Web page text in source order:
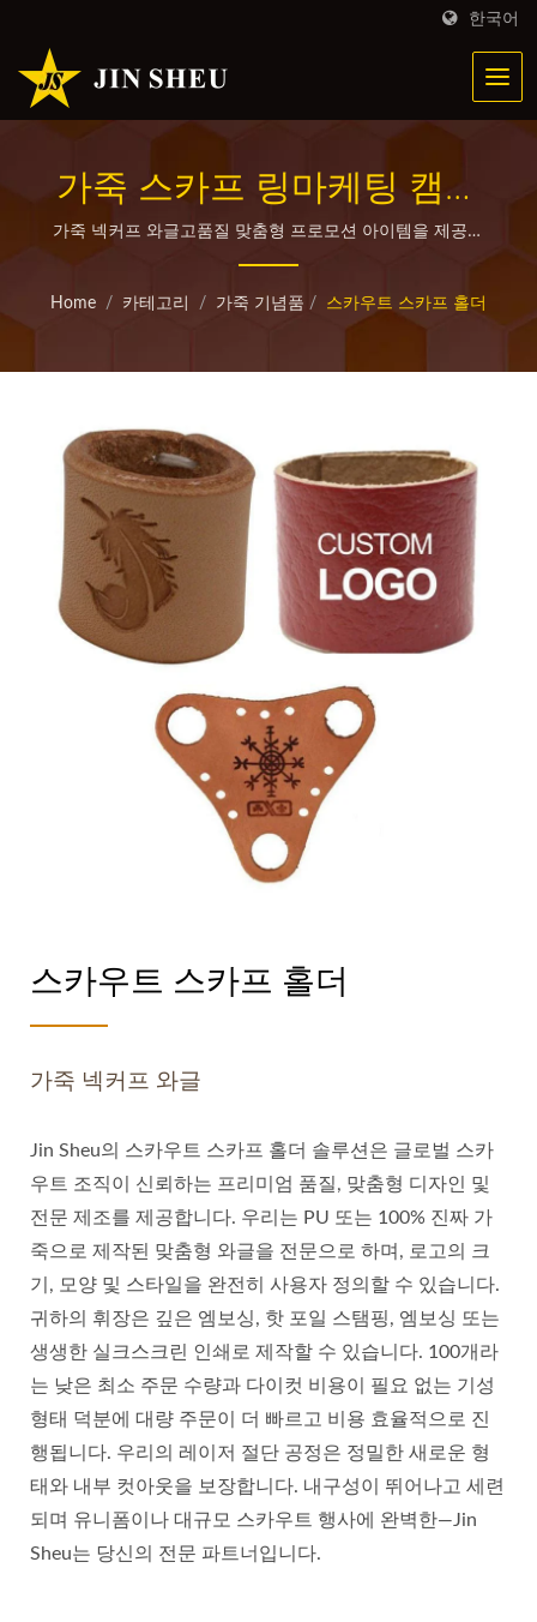
한국어
가죽 스카프 링마케팅 캠페
인을 위한 개인화된 금속 제
품.
가죽 넥커프 와글고품질 맞춤형 프로모션 아이템을 제공합
니다.
Home / 카테고리 / 가죽 기념품 / 스카우트 스카프 홀더
스카우트 스카프 홀더
가죽 넥커프 와글
Jin Sheu의 스카우트 스카프 홀더 솔루션은 글로벌 스카
우트 조직이 신뢰하는 프리미엄 품질, 맞춤형 디자인 및
전문 제조를 제공합니다. 우리는 PU 또는 100% 진짜 가
죽으로 제작된 맞춤형 와글을 전문으로 하며, 로고의 크
기, 모양 및 스타일을 완전히 사용자 정의할 수 있습니다.
귀하의 휘장은 깊은 엠보싱, 핫 포일 스탬핑, 엠보싱 또는
생생한 실크스크린 인쇄로 제작할 수 있습니다. 100개라
는 낮은 최소 주문 수량과 다이컷 비용이 필요 없는 기성
형태 덕분에 대량 주문이 더 빠르고 비용 효율적으로 진
행됩니다. 우리의 레이저 절단 공정은 정밀한 새로운 형
태와 내부 컷아웃을 보장합니다. 내구성이 뛰어나고 세련
되며 유니폼이나 대규모 스카우트 행사에 완벽한—Jin
Sheu는 당신의 전문 파트너입니다.